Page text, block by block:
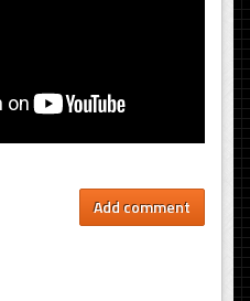
Add comment